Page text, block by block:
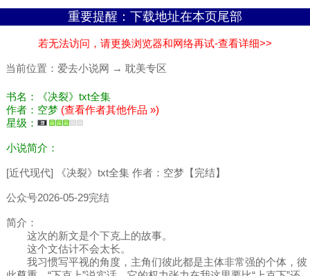
重要提醒：下载地址在本页尾部
若无法访问，请更换浏览器和网络再试-查看详细>>
当前位置： 爱去小说网 → 耽美专区
书名：《决裂》txt全集
作者：空梦 (查看作者其他作品 »)
星级：
小说简介：
[近代现代] 《决裂》txt全集 作者：空梦【完结】
公众号2026-05-29完结
简介：
这次的新文是个下克上的故事。
这个文估计不会太长。
我习惯写平视的角度，主角们彼此都是主体非常强的个体，彼